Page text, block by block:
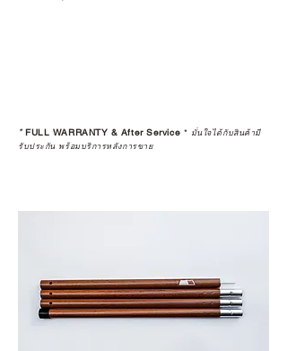
*FULL WARRANTY & After Service * มั่นใจได้กับสินค้ามี
รับประกัน พร้อมบริการหลังการขาย